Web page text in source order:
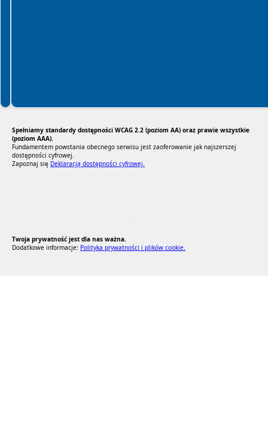
Spełniamy standardy dostępności WCAG 2.2 (poziom AA) oraz prawie wszystkie
(poziom AAA).
Fundamentem powstania obecnego serwisu jest zaoferowanie jak najszerszej
dostępności cyfrowej.
Zapoznaj się Deklaracją dostępności cyfrowej.
Twoja prywatność jest dla nas ważna.
Dodatkowe informacje: Polityka prywatności i plików cookie.